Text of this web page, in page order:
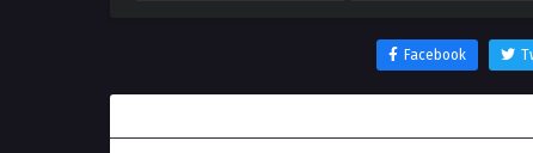
Facebook